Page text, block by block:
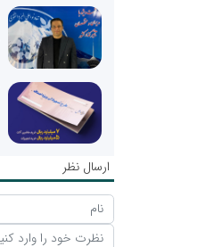
ارسال نظر